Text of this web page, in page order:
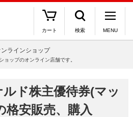
カート 検索 MENU
ンラインショップ
ョップのオンライン店舗です。
ド株主優待券(マッ
格安販売、購入